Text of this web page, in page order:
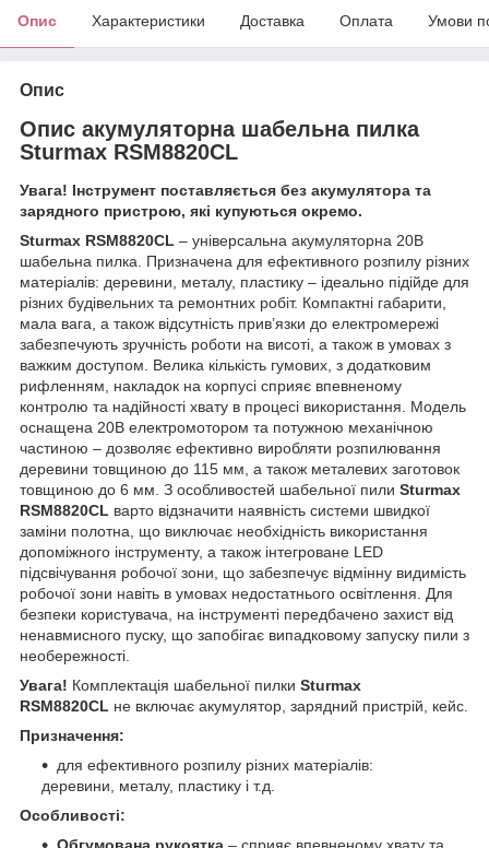
Опис Характеристики Доставка Оплата Умови
Опис
Опис акумуляторна шабельна пилка
Sturmax RSM8820CL
Увага! Інструмент поставляється без акумулятора та
зарядного пристрою, які купуються окремо.
Sturmax RSM8820CL – універсальна акумуляторна 20В
шабельна пилка. Призначена для ефективного розпилу різних
матеріалів: деревини, металу, пластику – ідеально підійде для
різних будівельних та ремонтних робіт. Компактні габарити,
мала вага, а також відсутність прив’язки до електромережі
забезпечують зручність роботи на висоті, а також в умовах з
важким доступом. Велика кількість гумових, з додатковим
рифленням, накладок на корпусі сприяє впевненому
контролю та надійності хвату в процесі використання. Модель
оснащена 20В електромотором та потужною механічною
частиною – дозволяє ефективно виробляти розпилювання
деревини товщиною до 115 мм, а також металевих заготовок
товщиною до 6 мм. З особливостей шабельної пили Sturmax
RSM8820CL варто відзначити наявність системи швидкої
заміни полотна, що виключає необхідність використання
допоміжного інструменту, а також інтегроване LED
підсвічування робочої зони, що забезпечує відмінну видимість
робочої зони навіть в умовах недостатнього освітлення. Для
безпеки користувача, на інструменті передбачено захист від
ненавмисного пуску, що запобігає випадковому запуску пили з
необережності.
Увага! Комплектація шабельної пилки Sturmax
RSM8820CL не включає акумулятор, зарядний пристрій, кейс.
Призначення:
для ефективного розпилу різних матеріалів:
деревини, металу, пластику і т.д.
Особливості: